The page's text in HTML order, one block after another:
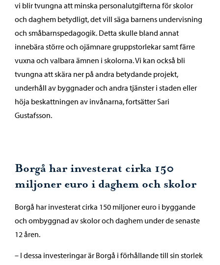
vi blir tvungna att minska personalutgifterna för skolor
och daghem betydligt, det vill säga barnens undervisning
och småbarnspedagogik. Detta skulle bland annat
innebära större och ojämnare gruppstorlekar samt färre
vuxna och valbara ämnen i skolorna. Vi kan också bli
tvungna att skära ner på andra betydande projekt,
underhåll av byggnader och andra tjänster i staden eller
höja beskattningen av invånarna, fortsätter Sari
Gustafsson.
Borgå har investerat cirka 150
miljoner euro i daghem och skolor
Borgå har investerat cirka 150 miljoner euro i byggande
och ombyggnad av skolor och daghem under de senaste
12 åren.
– I dessa investeringar är Borgå i förhållande till sin storlek